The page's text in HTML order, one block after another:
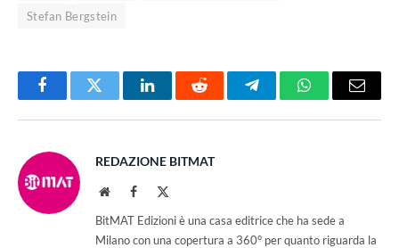
Stefan Bergstein
FacebookTwitter LinkedInReddit TelegramWhatsAppEmail
REDAZIONE BITMAT
WebsiteFacebook
BitMAT Edizioni è una casa editrice che ha sede a
Milano con una copertura a 360° per quanto riguarda la